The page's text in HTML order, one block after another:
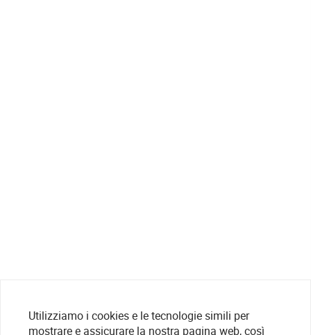
Utilizziamo i cookies e le tecnologie simili per
mostrare e assicurare la nostra pagina web, così